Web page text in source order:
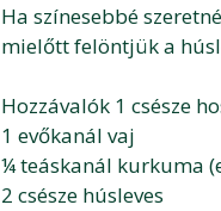
Ha színesebbé
mielőtt felöntjük a
Hozzávalók 1 csésze
1 evőkanál vaj
¼ teáskanál kurkuma
2 csésze húsleves